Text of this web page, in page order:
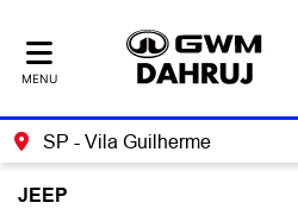
MENU
SP - Vila Guilherme
JEEP